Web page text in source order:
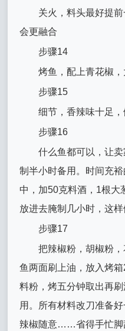
关火，料头最好提
会更融合
步骤14
烤鱼，配上青花椒
步骤15
细节，香辣味十足
步骤16
什么鱼都可以，让
制半小时备用。时间充
中，加50克料酒，1根大
放进去腌制几小时，这样
步骤17
把辣椒粉，胡椒粉
鱼两面刷上油，放入烤
料粉，烤五分钟取出再
用。所有材料改刀准备
辣椒随意……省得手忙脚